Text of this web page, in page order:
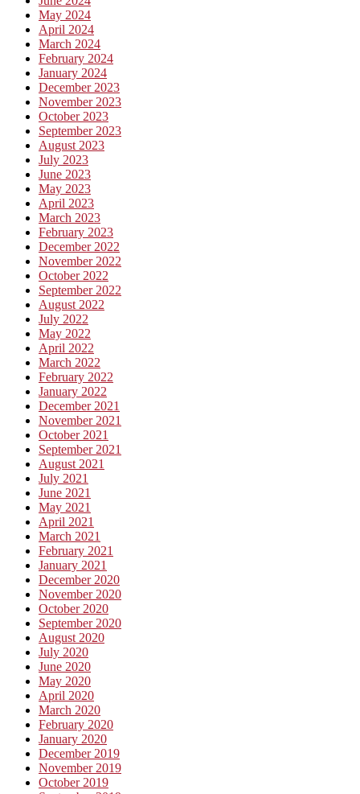
May 2024
April 2024
March 2024
February 2024
January 2024
December 2023
November 2023
October 2023
September 2023
August 2023
July 2023
June 2023
May 2023
April 2023
March 2023
February 2023
December 2022
November 2022
October 2022
September 2022
August 2022
July 2022
May 2022
April 2022
March 2022
February 2022
January 2022
December 2021
November 2021
October 2021
September 2021
August 2021
July 2021
June 2021
May 2021
April 2021
March 2021
February 2021
January 2021
December 2020
November 2020
October 2020
September 2020
August 2020
July 2020
June 2020
May 2020
April 2020
March 2020
February 2020
January 2020
December 2019
November 2019
October 2019